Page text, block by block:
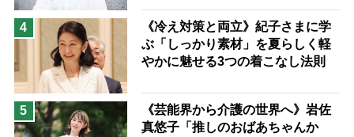
ながら自分らしくいられる」
4
《冷え対策と両立》紀子さまに学
ぶ「しっかり素材」を夏らしく軽
やかに魅せる3つの着こなし法則
5
《芸能界から介護の世界へ》岩佐
真悠子「推しのおばあちゃんか